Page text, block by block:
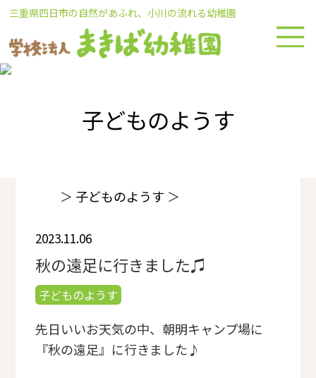
Skip
content
三重県四日市の自然があふれ、小川の流れる幼稚園
子どものようす
＞ 子どものようす ＞
2023.11.06
秋の遠足に行きました♫
子どものようす
先日いいお天気の中、朝明キャンプ場に
『秋の遠足』に行きました♪